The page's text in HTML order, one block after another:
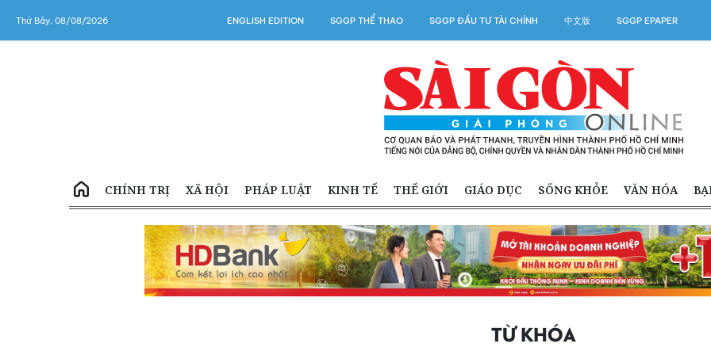
Thứ Bảy, 08/08/2026 ENGLISH EDITION SGGP THỂ THAO SGGP ĐẦU TƯ TÀI CHÍNH 中文版 SGGP EPAPER
CHÍNH TRỊ XÃ HỘI PHÁP LUẬT KINH TẾ THẾ GIỚI GIÁO DỤC SỐNG KHỎE VĂN HÓA
TỪ KHÓA